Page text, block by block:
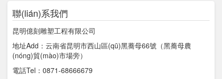
聯(lián)系我們
昆明億刻雕塑工程有限公司
地址Add：云南省昆明市西山區(qū)黑蕎母66號（黑蕎母農
(nóng)貿(mào)市場旁）
電話Tel：0871-68666679